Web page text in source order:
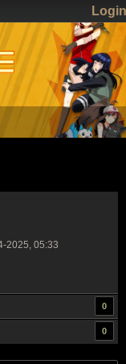
Login
2025, 05:33
0
0